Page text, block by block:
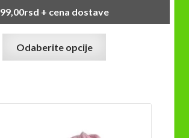
99,00rsd + cena dostave
Odaberite opcije
varijanti.